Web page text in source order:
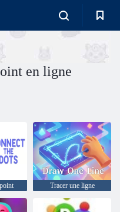
en ligne
Tracer une ligne